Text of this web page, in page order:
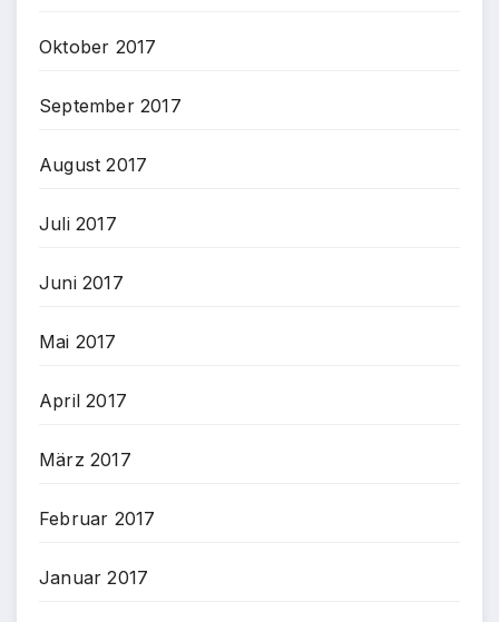
Oktober 2017
September 2017
August 2017
Juli 2017
Juni 2017
Mai 2017
April 2017
März 2017
Februar 2017
Januar 2017